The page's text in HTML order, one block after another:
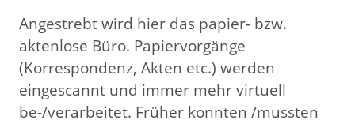
Angestrebt wird hier das papier- bzw.
aktenlose Büro. Papiervorgänge
(Korrespondenz, Akten etc.) werden
eingescannt und immer mehr virtuell
be-/verarbeitet. Früher konnten /mussten